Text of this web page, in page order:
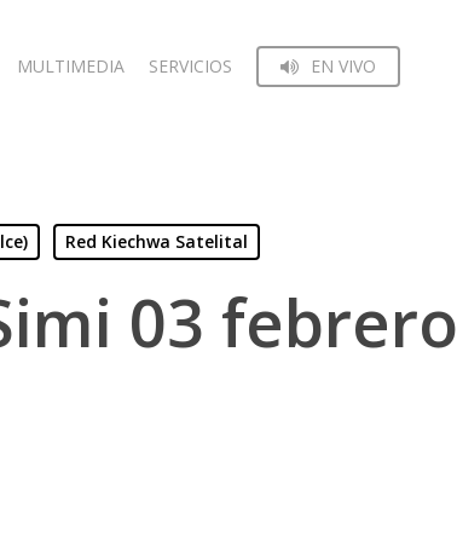
MULTIMEDIA SERVICIOS EN VIVO
Red Kiechwa Satelital
03 febrero